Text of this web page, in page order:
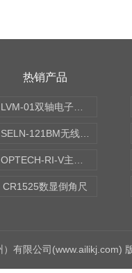
热销产品
CR1525数显倒角尺
有限公司(www.ailikj.com)